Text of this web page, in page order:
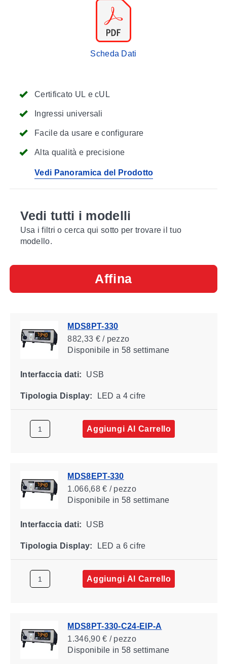
Certificato UL e cUL
Ingressi universali
Facile da usare e configurare
Alta qualità e precisione
Vedi Panoramica del Prodotto
Scheda Dati
Vedi tutti i modelli
Usa i filtri o cerca qui sotto per trovare il tuo
modello.
Affina
MDS8PT-330
882,33 € / pezzo
Disponibile in 58 settimane
Interfaccia dati: USB
Tipologia Display: LED a 4 cifre
Aggiungi Al Carrello
MDS8EPT-330
1.066,68 € / pezzo
Disponibile in 58 settimane
Interfaccia dati: USB
Tipologia Display: LED a 6 cifre
Aggiungi Al Carrello
MDS8PT-330-C24-EIP-A
1.346,90 € / pezzo
Disponibile in 58 settimane